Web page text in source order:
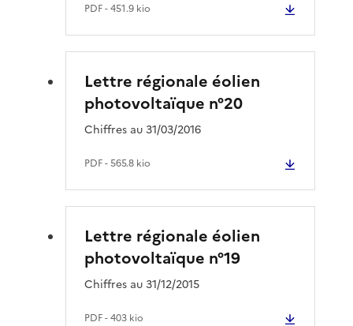
PDF- 451.9 kio
Lettre régionale éolien
photovoltaïque n°20
PDF- 565.8 kio
Chiffres au 31/03/2016
Lettre régionale éolien
photovoltaïque n°19
PDF- 403 kio
Chiffres au 31/12/2015